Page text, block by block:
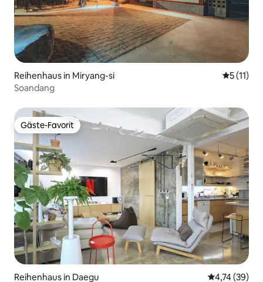
Reihenhaus in Miryang-si
5 (11)
Soandang
Gäste-Favorit
Gäste-Favorit
Reihenhaus in Daegu 4,74 (39)